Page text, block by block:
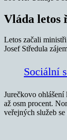
Vláda letos
Letos začali
Josef Středula
Sociální
Jurečkovo
až osm procent.
veřejných služeb